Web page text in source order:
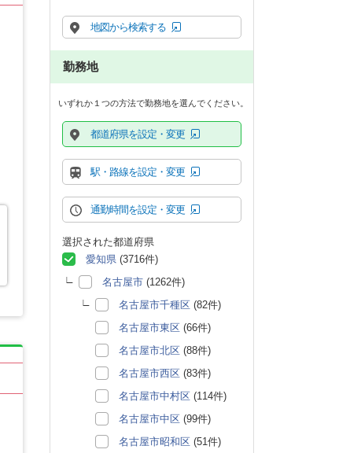
地図から検索する
勤務地
いずれか１つの方法で勤務地を選んでください。
都道府県を設定・変更
駅・路線を設定・変更
通勤時間を設定・変更
選択された都道府県
愛知県 (3716件)
名古屋市 (1262件)
名古屋市千種区 (82件)
名古屋市東区 (66件)
名古屋市北区 (88件)
名古屋市西区 (83件)
名古屋市中村区 (114件)
名古屋市中区 (99件)
名古屋市昭和区 (51件)